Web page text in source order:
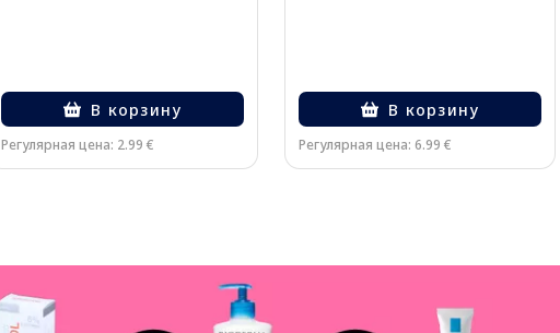
В корзину
Регулярная цена: 2.99 €
В корзину
Регулярная цена: 6.99 €